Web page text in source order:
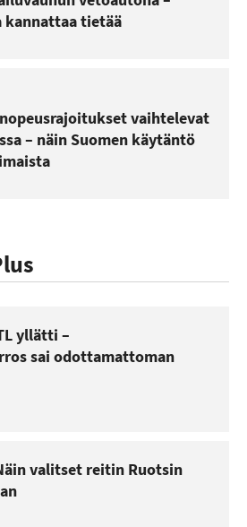
kannattaa tietää
vaihtelevat
– näin Suomen käytäntö
yllätti –
sai odottamattoman
valitset reitin Ruotsin